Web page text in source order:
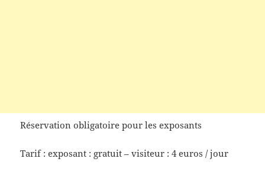
Réservation obligatoire pour les exposants
Tarif : exposant : gratuit – visiteur : 4 euros / jour